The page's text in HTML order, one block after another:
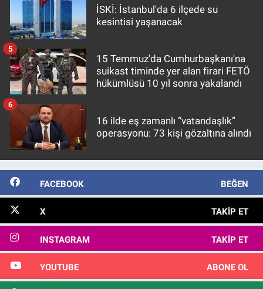
İSKİ: İstanbul'da 6 ilçede su
kesintisi yaşanacak
15 Temmuz'da Cumhurbaşkanı'na
suikast timinde yer alan firari FETÖ
hükümlüsü 10 yıl sonra yakalandı
5
16 ilde eş zamanlı “vatandaşlık”
operasyonu: 73 kişi gözaltına alındı
6
FACEBOOK BEĞEN
X TAKIP ET
INSTAGRAM TAKIP ET
YOUTUBE ABONE OL